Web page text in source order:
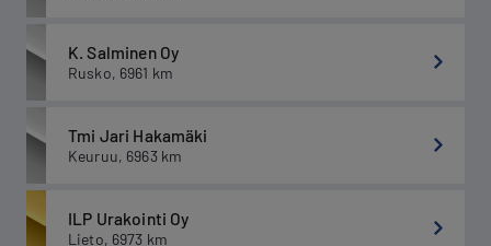
K. Salminen Oy
Rusko, 6961 km
Tmi Jari Hakamäki
Keuruu, 6963 km
ILP Urakointi Oy
Lieto, 6973 km